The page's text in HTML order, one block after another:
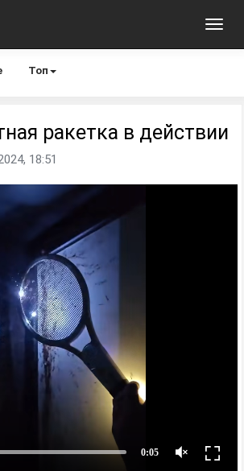
Топ
ракетка в действии
18:51